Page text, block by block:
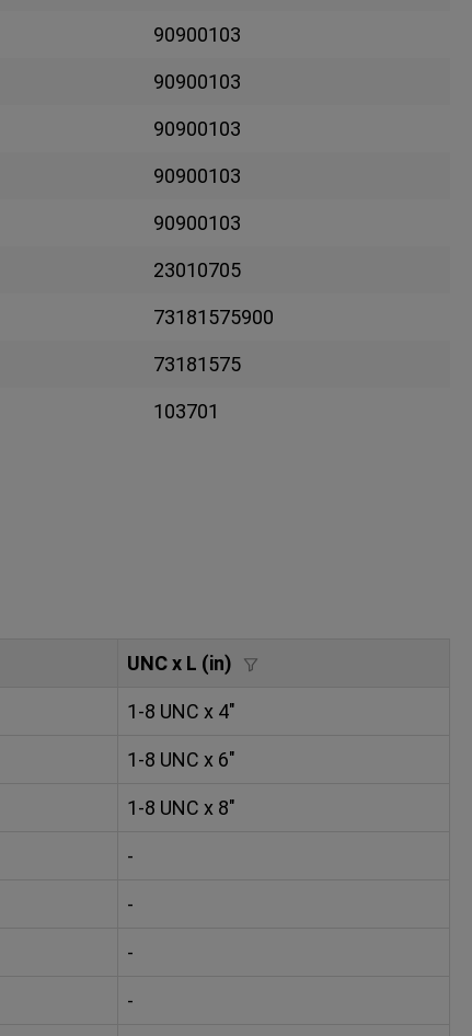
90900103
90900103
90900103
90900103
90900103
23010705
73181575900
73181575
103701
UNC x L (in)
1-8 UNC x 4"
1-8 UNC x 6"
1-8 UNC x 8"
-
-
-
-